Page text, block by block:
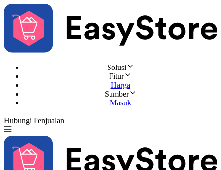
Solusi
Fitur
Harga
Sumber
Masuk
Hubungi Penjualan